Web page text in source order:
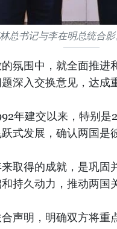
总书记与李在明总统合
氛围中，就全面推进
深入交换意见，达成
年建交以来，特别
式发展，确认两国是
取得的成就，是巩固
持久动力，推动两国
声明，明确双方将重